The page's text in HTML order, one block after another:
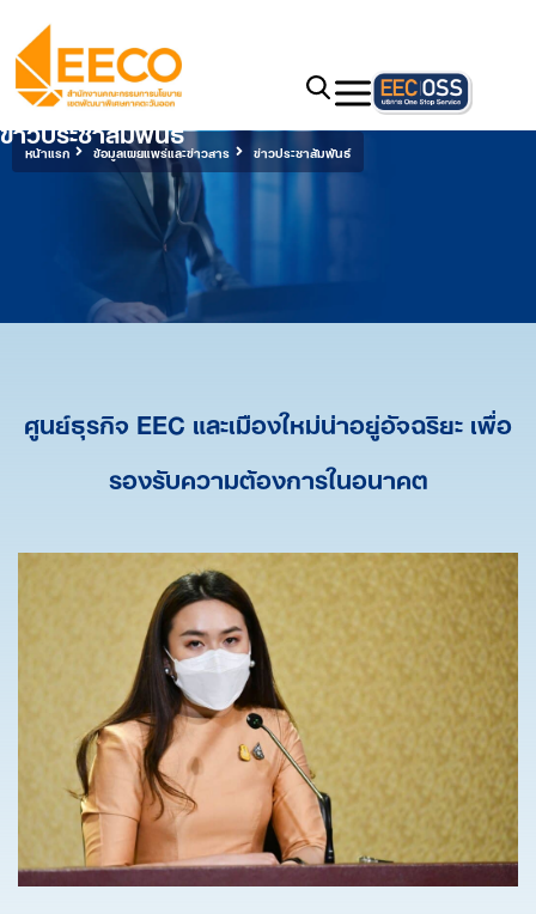
หน้าแรก ข้อมูลเผยแพร่และข่าวสาร ข่าวประชาสัมพันธ์
ข่าวประชาสัมพันธ์
ศูนย์ธุรกิจ EEC และเมืองใหม่น่าอยู่อัจฉริยะ เพื่อ
รองรับความต้องการในอนาคต